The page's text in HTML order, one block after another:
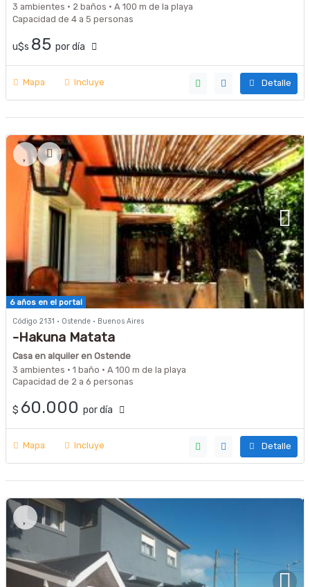
3 ambientes · 2 baños · A 100 m de la playa
Capacidad de 4 a 5 personas
u$s 85 por día
Mapa Incluye Detalle
6 años en el portal
Código 2131 · Ostende · Buenos Aires
-Hakuna Matata
Casa en alquiler en Ostende
3 ambientes · 1 baño · A 100 m de la playa
Capacidad de 2 a 6 personas
$ 60.000 por día
Mapa Incluye Detalle